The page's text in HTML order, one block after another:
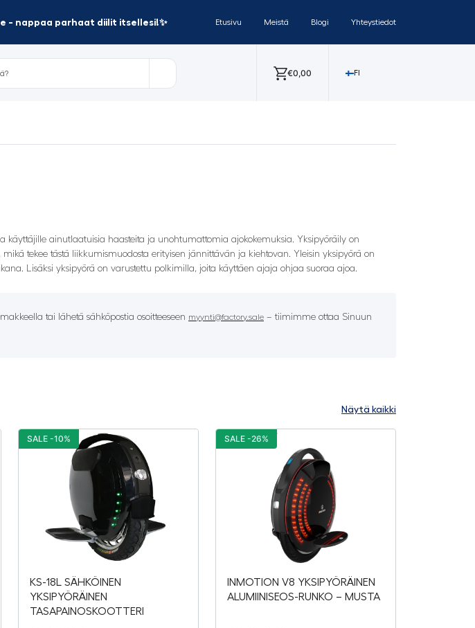
- nappaa parhaat diilit itsellesi!✨ Etusivu Meistä Blogi Yhteystiedot
€0,00 FI
ainutlaatuisia haasteita ja unohtumattomia ajokokemuksia. Yksipyöräily on
tekee tästä liikkumismuodosta erityisen jännittävän ja kiehtovan. Yleisin yksipyörä on
Lisäksi yksipyörä on varustettu polkimilla, joita käyttäen ajaja ohjaa suoraa ajoa.
tai lähetä sähköpostia osoitteeseen myynti@factory.sale – tiimimme ottaa Sinuun
Näytä kaikki
KS-18L SÄHKÖINEN
YKSIPYÖRÄINEN
TASAPAINOSKOOTTERI
SALE -10%
INMOTION V8 YKSIPYÖRÄINEN
ALUMIINISEOS-RUNKO – MUSTA
SALE -26%